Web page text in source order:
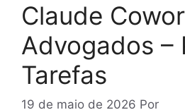
Claude
Advogados –
Tarefas
19 de maio de 2026 Por